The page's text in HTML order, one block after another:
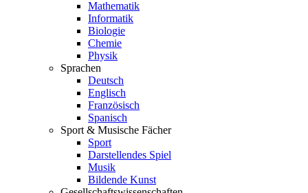
Mathematik
Informatik
Biologie
Chemie
Physik
Sprachen
Deutsch
Englisch
Französisch
Spanisch
Sport & Musische Fächer
Sport
Darstellendes Spiel
Musik
Bildende Kunst